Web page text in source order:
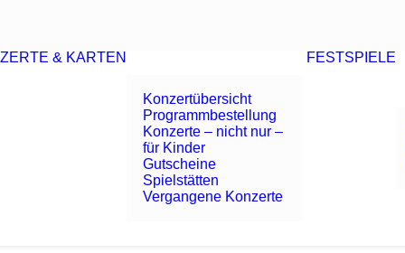
& KARTEN
Konzertübersicht
Programmbestellung
Konzerte – nicht nur –
für Kinder
Gutscheine
Spielstätten
Vergangene Konzerte
FESTSPIELE